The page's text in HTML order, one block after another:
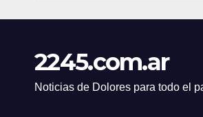
2245.com.ar
Noticias de Dolores para todo el